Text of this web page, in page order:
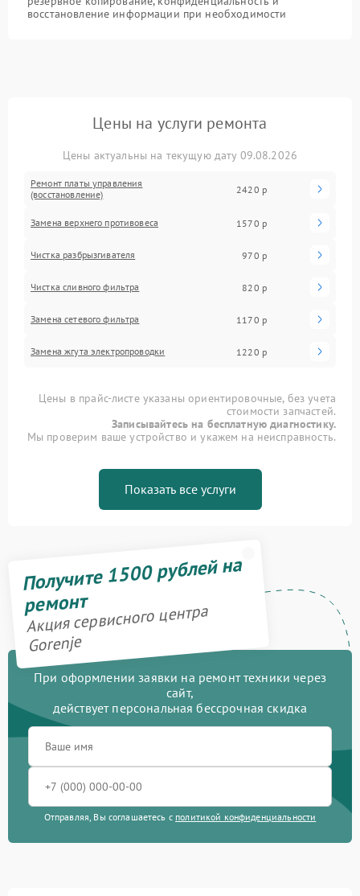
восстановление информации при необходимости
Цены на услуги ремонта
Цены актуальны на текущую дату 09.08.2026
Ремонт платы управления
(восстановление)
2420 р
Замена верхнего противовеса 1570 р
Чистка разбрызгивателя 970 р
Чистка сливного фильтра 820 р
Замена сетевого фильтра 1170 р
Замена жгута электропроводки 1220 р
Цены в прайс-листе указаны ориентировочные, без учета
стоимости запчастей.
Записывайтесь на бесплатную диагностику.
Мы проверим ваше устройство и укажем на неисправность.
Показать все услуги
Получите 1500 рублей на
ремонт
Акция сервисного центра
Gorenje
При оформлении заявки на ремонт техники через
сайт,
действует персональная бессрочная скидка
Отправляя, Вы соглашаетесь с политикой конфиденциальности